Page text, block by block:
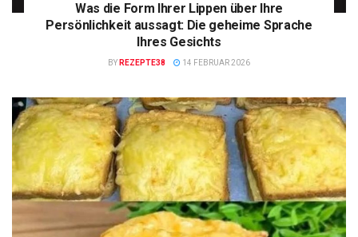
Was die Form Ihrer Lippen über Ihre
Persönlichkeit aussagt: Die geheime Sprache
Ihres Gesichts
BY REZEPTE38 14 FEBRUAR 2026